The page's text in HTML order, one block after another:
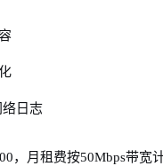
络日志
，月租费按50Mbps带宽